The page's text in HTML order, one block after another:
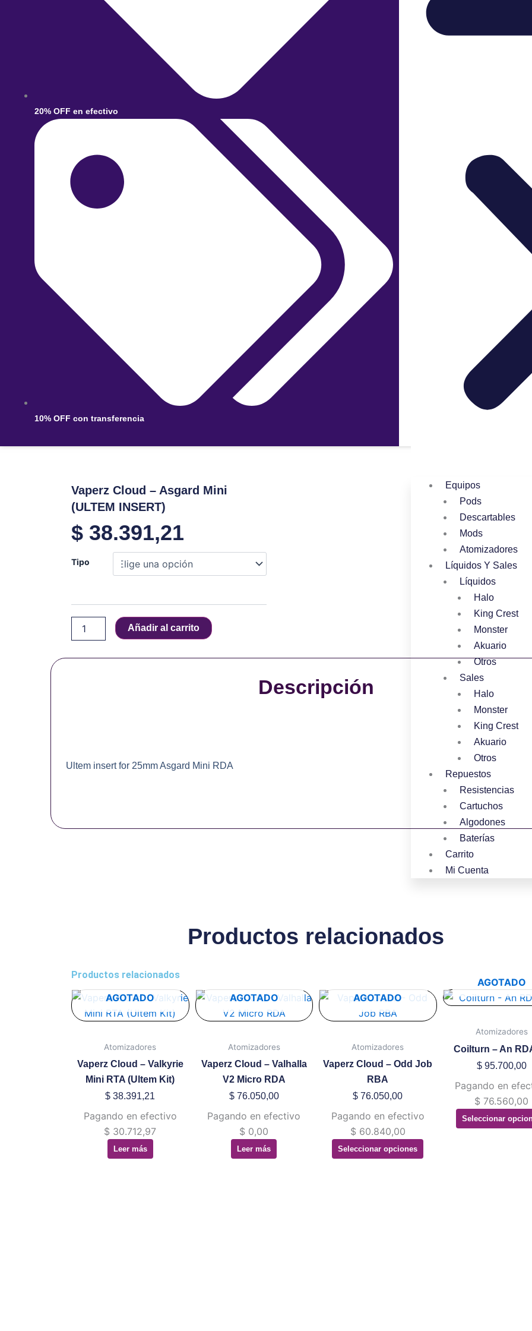
20% OFF en efectivo
10% OFF con transferencia
Equipos
Pods
Descartables
Mods
Atomizadores
Líquidos Y Sales
Líquidos
Halo
King Crest
Monster
Akuario
Otros
Sales
Halo
Monster
King Crest
Akuario
Otros
Repuestos
Resistencias
Cartuchos
Algodones
Baterías
Carrito
Mi Cuenta
Vaperz Cloud – Asgard Mini
(ULTEM INSERT)
$ 38.391,21
Tipo
Vaperz
Cloud
Mini
(ULTEM
INSERT)
cantidad
Añadir al carrito
Descripción
Ultem insert for 25mm Asgard Mini RDA
Productos relacionados
Productos relacionados
AGOTADO
Atomizadores
Vaperz Cloud – Valkyrie
Mini RTA (Ultem Kit)
$ 38.391,21
Pagando en efectivo
$ 30.712,97
Leer más
AGOTADO
Atomizadores
Vaperz Cloud – Valhalla
V2 Micro RDA
$76.050,00
Pagando en efectivo
$ 0,00
Leer más
AGOTADO
Atomizadores
Vaperz Cloud – Odd Job
RBA
$ 76.050,00
Pagando en efectivo
$ 60.840,00
Seleccionar opciones
Este
producto
múltiples
variantes.
Las
pueden
elegir
en
AGOTADO
Atomizadores
Coilturn – An
$95.700,00
Pagando en
$ 76.560,00
Seleccionar
Este
tiene
Las
se